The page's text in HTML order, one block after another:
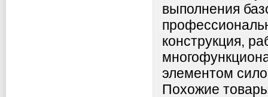
выполнения
конструкция,
элементом
Похожие